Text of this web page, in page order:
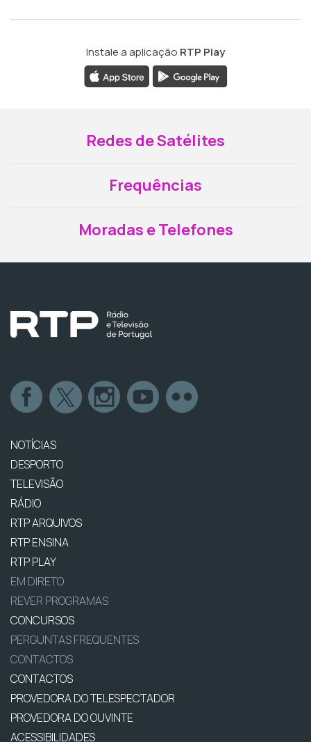
Instale a aplicação RTP Play
Redes de Satélites
Frequências
Moradas e Telefones
NOTÍCIAS
DESPORTO
TELEVISÃO
RÁDIO
RTP ARQUIVOS
RTP ENSINA
RTP PLAY
EM DIRETO
REVER PROGRAMAS
CONCURSOS
PERGUNTAS FREQUENTES
CONTACTOS
CONTACTOS
PROVEDORA DO TELESPECTADOR
PROVEDORA DO OUVINTE
ACESSIBILIDADES